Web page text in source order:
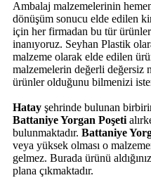
Ambalaj malzemelerinin
dönüşüm sonucu elde edilen
için her firmadan bu tür
inanıyoruz. Seyhan Plastik
malzeme olarak elde edilen
malzemelerin değerli değersiz
ürünler olduğunu bilmenizi
Hatay şehrinde bulunan
Battaniye Yorgan Poşeti
bulunmaktadır. Battaniye
veya yüksek olması o
gelmez. Burada ürünü
plana çıkmaktadır.